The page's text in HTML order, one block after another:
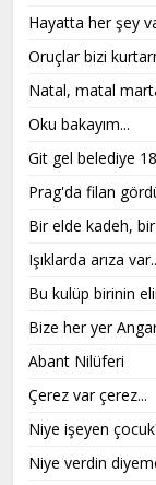
Hayatta her şey
Oruçlar bizi
Natal, matal
Oku bakayım...
Git gel belediye
Prag'da filan
Bir elde kadeh,
Işıklarda arıza
Bu kulüp birinin
Bize her yer
Abant Nilüferi
Çerez var çerez...
Niye işeyen
Niye verdin